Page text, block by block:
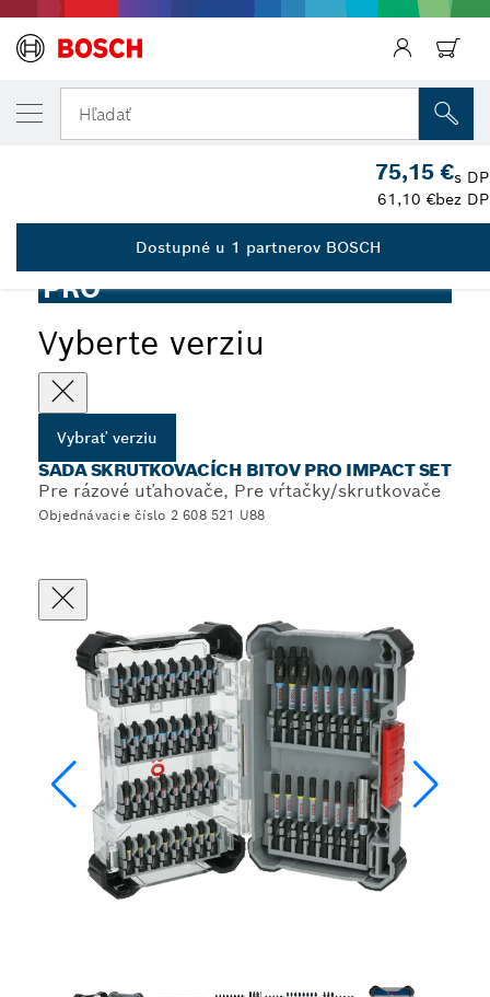
Hľadať
PRO
Vyberte verziu
Vybrať verziu
SADA SKRUTKOVACÍCH BITOV PRO IMPACT SET
Pre rázové uťahovače, Pre vŕtačky/skrutkovače
Objednávacie číslo 2 608 521 U88
VYBRANÁ VERZIA
Sada skrutkovacích bitov PRO Impact, 48
2 608 521 U88
75,15 €s
61,10 €bez
Dostupné u 1 partnerov BOSCH